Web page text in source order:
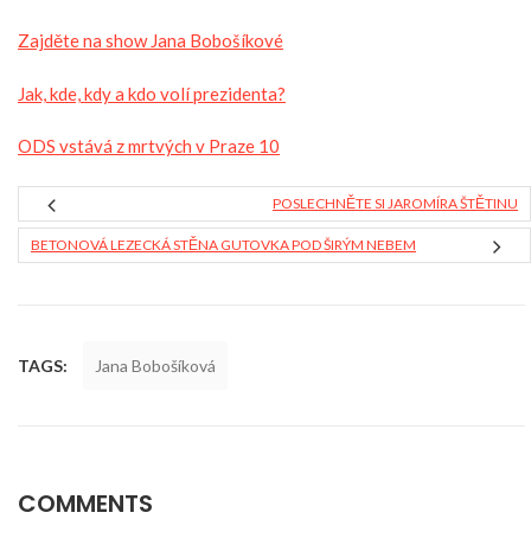
Zajděte na show Jana Bobošíkové
Jak, kde, kdy a kdo volí prezidenta?
ODS vstává z mrtvých v Praze 10
POSLECHNĚTE SI JAROMÍRA ŠTĚTINU
BETONOVÁ LEZECKÁ STĚNA GUTOVKA POD ŠIRÝM NEBEM
TAGS: Jana Bobošíková
COMMENTS